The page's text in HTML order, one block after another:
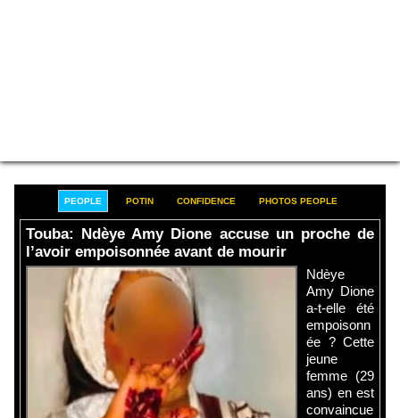
PEOPLE POTIN CONFIDENCE PHOTOS PEOPLE
Touba: Ndèye Amy Dione accuse un proche de
l’avoir empoisonnée avant de mourir
Ndèye
Amy Dione
a-t-elle été
empoisonn
ée ? Cette
jeune
femme (29
ans) en est
convaincue